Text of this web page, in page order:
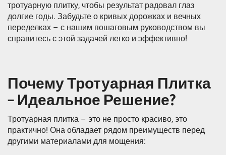
тротуарную плитку, чтобы результат радовал глаз
долгие годы. Забудьте о кривых дорожках и вечных
переделках – с нашим пошаговым руководством вы
справитесь с этой задачей легко и эффективно!
Почему Тротуарная Плитка
– Идеальное Решение?
Тротуарная плитка – это не просто красиво, это
практично! Она обладает рядом преимуществ перед
другими материалами для мощения: